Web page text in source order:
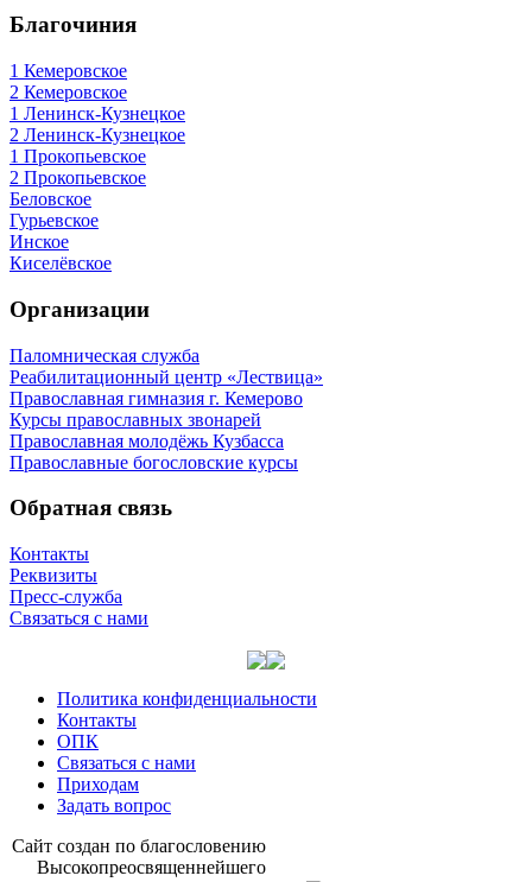
Благочиния
1 Кемеровское
2 Кемеровское
1 Ленинск-Кузнецкое
2 Ленинск-Кузнецкое
1 Прокопьевское
2 Прокопьевское
Беловское
Гурьевское
Инское
Киселёвское
Организации
Паломническая служба
Реабилитационный центр «Лествица»
Православная гимназия г. Кемерово
Курсы православных звонарей
Православная молодёжь Кузбасса
Православные богословские курсы
Обратная связь
Контакты
Реквизиты
Пресс-служба
Связаться с нами
Политика конфиденциальности
Контакты
ОПК
Связаться с нами
Приходам
Задать вопрос
Сайт со­здан по бла­го­сло­ве­нию
Вы­со­ко­прео­свя­щен­ней­ше­го